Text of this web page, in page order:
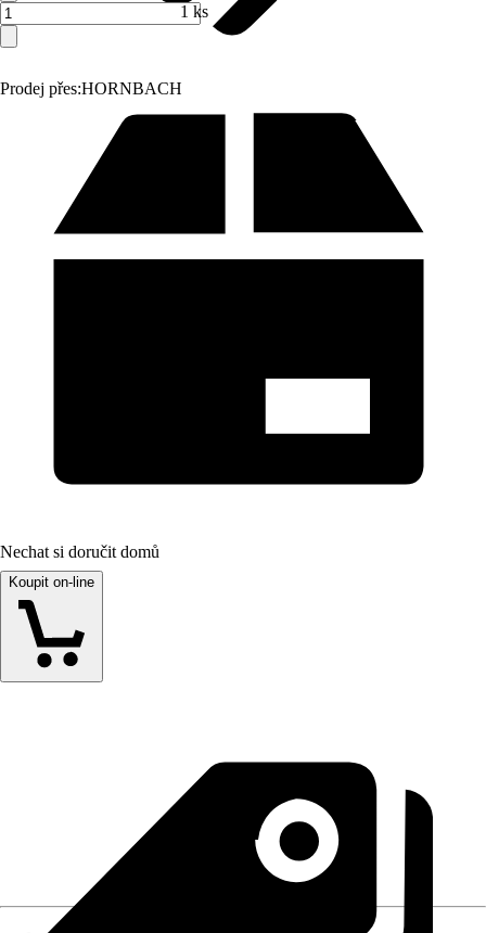
Prodej přes:HORNBACH
1 ks
Nechat si doručit domů
Koupit on-line